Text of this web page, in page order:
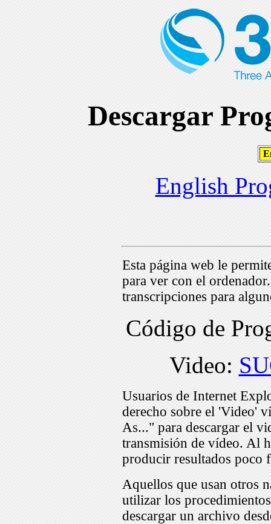
Descargar
English
Esta página web le
para ver con el
transcripciones para
Código de
Video:
Usuarios de Internet
derecho sobre el 'Video'
As..." para descargar el
transmisión de vídeo. Al
producir resultados poco
Aquellos que usan otros
utilizar los
descargar un archivo